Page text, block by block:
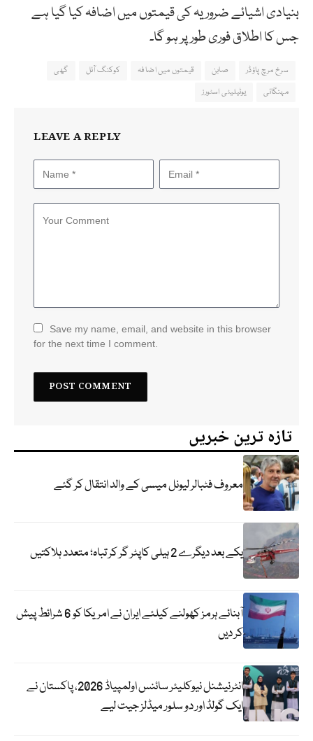
بنیادی اشیائے ضروریہ کی قیمتوں میں اضافہ کیا گیا ہے
جس کا اطلاق فوری طورپر ہو گا۔
سرخ مرچ پاؤڈر صابن قیمتوں میں اضافہ کوکنگ آئل
گھی
مہنگائی
یوٹیلیٹی اسٹورز
LEAVE A REPLY
Save my name, email, and website in this browser
for the next time I comment.
تازہ ترین خبریں
معروف فٹبالر لیونل میسی کے والد انتقال کر گئے
یکے بعد دیگرے 2 ہیلی کاپٹر گر کر تباہ؛ متعدد ہلاکتیں
آبنائے ہرمز کھولنے کیلئے ایران نے امریکا کو 6 شرائط پیش
کر دیں
انٹرنیشنل نیوکلیئر سائنس اولمپیاڈ 2026، پاکستان نے
ایک گولڈ اور دو سلور میڈلز جیت لیے